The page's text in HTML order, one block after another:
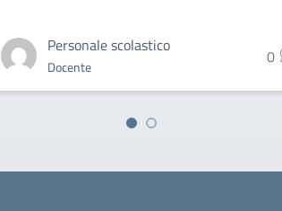
Personale scolastico
Docente 0